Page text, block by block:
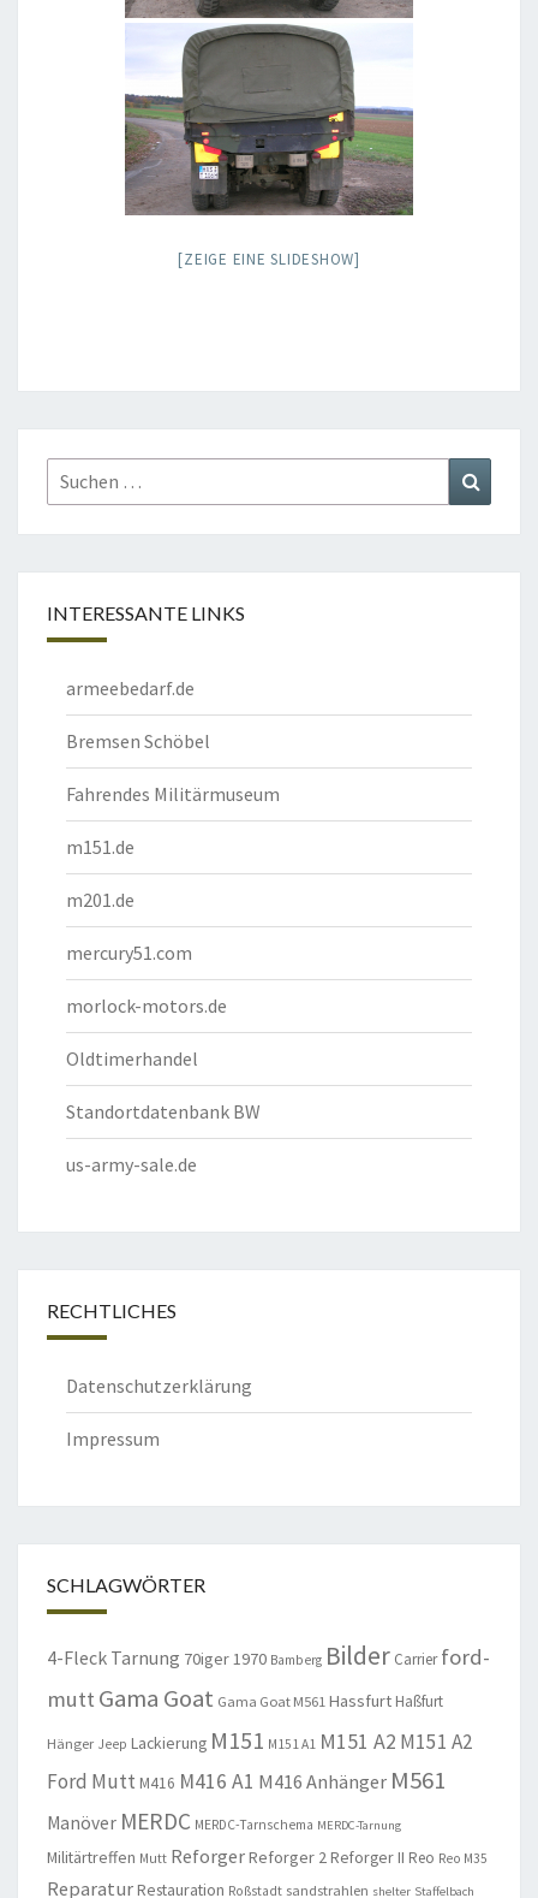
[ZEIGE EINE SLIDESHOW]
Suchen
nach:
INTERESSANTE LINKS
armeebedarf.de
Bremsen Schöbel
Fahrendes Militärmuseum
m151.de
m201.de
mercury51.com
morlock-motors.de
Oldtimerhandel
Standortdatenbank BW
us-army-sale.de
RECHTLICHES
Datenschutzerklärung
Impressum
SCHLAGWÖRTER
4-Fleck Tarnung 70iger1970 Bamberg Bilder Carrier ford-
mutt Gama Goat Gama Goat M561 Hassfurt Haßfurt
Hänger Jeep Lackierung M151 M151 A1 M151 A2 M151 A2
Ford Mutt M416 M416 A1 M416 Anhänger M561
Manöver MERDC MERDC-Tarnschema MERDC-Tarnung
Militärtreffen Mutt ReforgerReforger 2Reforger II Reo Reo M35
ReparaturRestauration Roßstadt sandstrahlen shelter Staffelbach